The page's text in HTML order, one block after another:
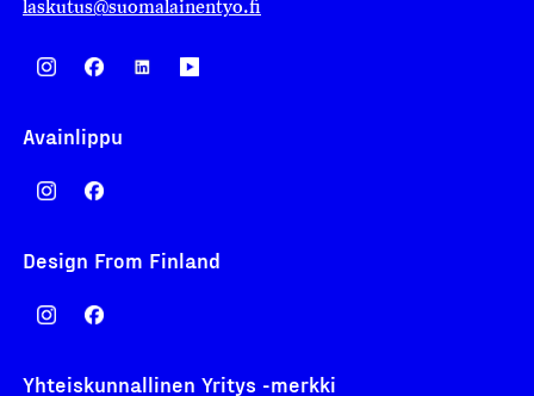
laskutus@suomalainentyo.fi
Avainlippu
Design From Finland
Yhteiskunnallinen Yritys -merkki